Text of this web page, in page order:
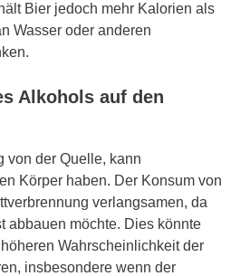
Bier jedoch mehr Kalorien als
Wasser oder anderen
Alkohols auf den
von der Quelle, kann
Körper haben. Der Konsum von
verlangsamen, da
abbauen möchte. Dies könnte
Wahrscheinlichkeit der
insbesondere wenn der